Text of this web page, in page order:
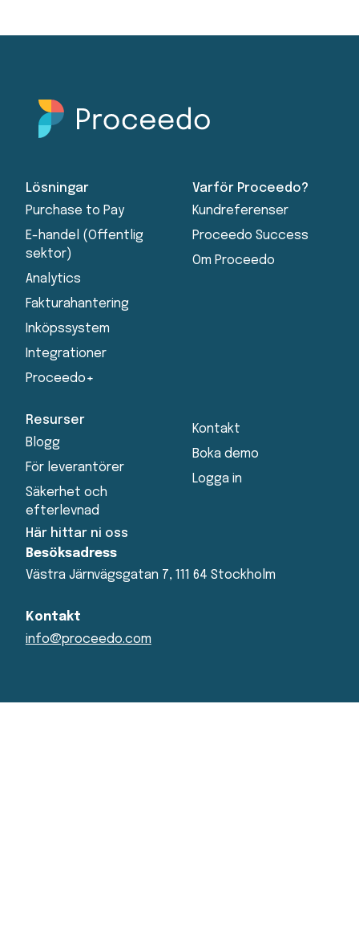
Lösningar
Purchase to Pay
E-handel (Offentlig
sektor)
Analytics
Fakturahantering
Inköpssystem
Integrationer
Proceedo+
Varför Proceedo?
Kundreferenser
Proceedo Success
Om Proceedo
Resurser
Blogg
För leverantörer
Säkerhet och
efterlevnad
Kontakt
Boka demo
Logga in
Här hittar ni oss
Besöksadress
Västra Järnvägsgatan 7, 111 64 Stockholm
Kontakt
info@proceedo.com